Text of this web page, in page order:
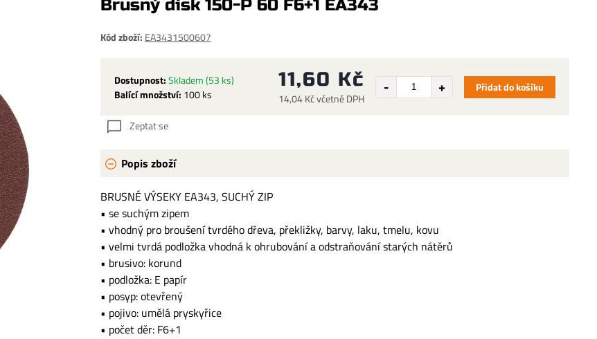
Brusný disk 150-P 60 F6+1 EA343
Kód zboží: EA3431500607
Dostupnost:Skladem(53 ks)
Balící množství: 100 ks
11,60 Kč
14,04 Kč včetně DPH
Přidat do košíku
Zeptat se
Popis zboží
BRUSNÉ VÝSEKY EA343, SUCHÝ ZIP
• se suchým zipem
• vhodný pro broušení tvrdého dřeva, překližky, barvy, laku, tmelu, kovu
• velmi tvrdá podložka vhodná k ohrubování a odstraňování starých nátěrů
• brusivo: korund
• podložka: E papír
• posyp: otevřený
• pojivo: umělá pryskyřice
• počet děr: F6+1